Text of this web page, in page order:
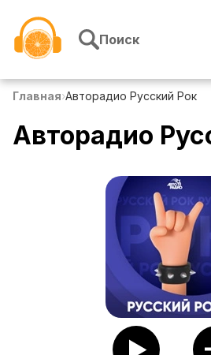
Поиск
Главная›Авторадио Русский Рок
Авторадио